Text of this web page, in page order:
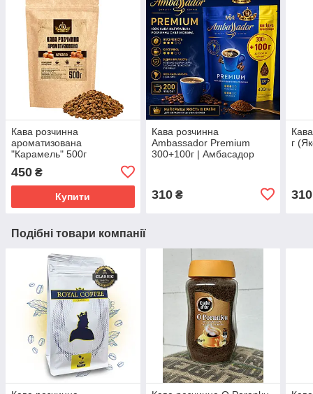
Кава розчинна
ароматизована
"Карамель" 500г
450 ₴
Купити
Кава розчинна
Ambassador Premium
300+100г | Амбасадор
310₴
г
310
Подібні товари компанії